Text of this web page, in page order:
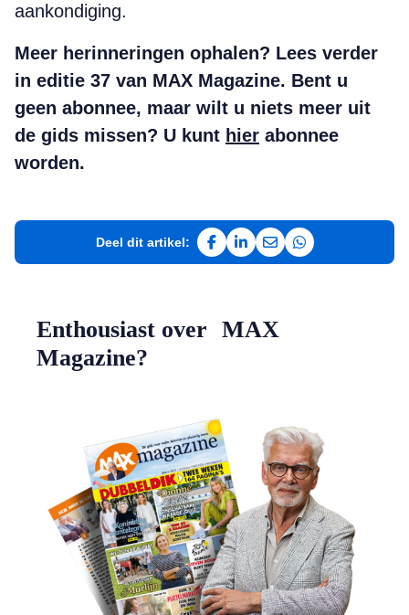
aankondiging.
Meer herinneringen ophalen? Lees verder
in editie 37 van MAX Magazine. Bent u
geen abonnee, maar wilt u niets meer uit
de gids missen? U kunt hier abonnee
worden.
Deel dit artikel:
Deel op Facebook
Deel op LinkedIn
Deel via e-mail
Deel via
Enthousiast over MAX
Magazine?